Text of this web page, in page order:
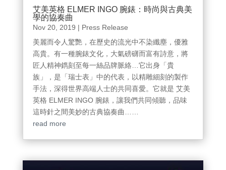
艾美英格 ELMER INGO 腕錶：時尚與古典美
學的協奏曲
Nov 20, 2019 | Press Release
美麗而令人驚艷，在歷史的流光中不染纖塵，優雅
高貴。有一種腕錶文化，大氣磅礴而富有詩意，將
匠人精神鐫刻至每一絲品牌脈絡…它出身「貴
族」，是「瑞士表」中的代表，以精雕細刻的製作
手法，深得世界高端人士的共同喜愛。它就是 艾美
英格 ELMER INGO 腕錶，讓我們共同傾聽，品味
這時針之間美妙的古典協奏曲……
read more